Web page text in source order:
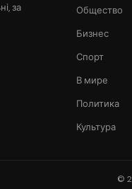
за
Общество
Бизнес
Спорт
В мире
Политика
Культура
©